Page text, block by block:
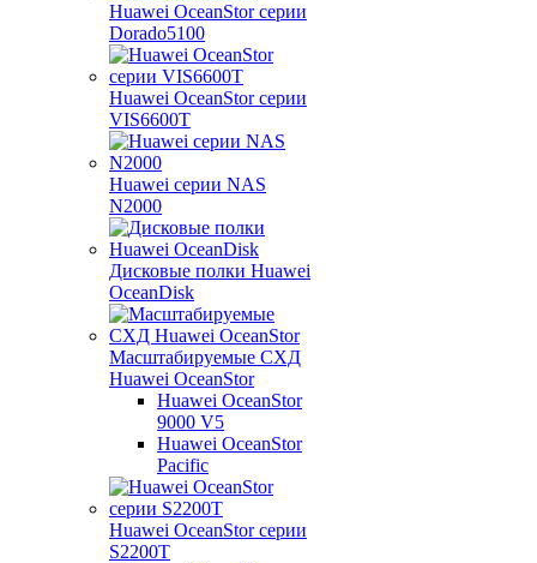
Huawei OceanStor серии
Dorado5100
Huawei OceanStor серии
VIS6600T
Huawei серии NAS
N2000
Дисковые полки Huawei
OceanDisk
Масштабируемые СХД
Huawei OceanStor
Huawei OceanStor
9000 V5
Huawei OceanStor
Pacific
Huawei OceanStor серии
S2200T